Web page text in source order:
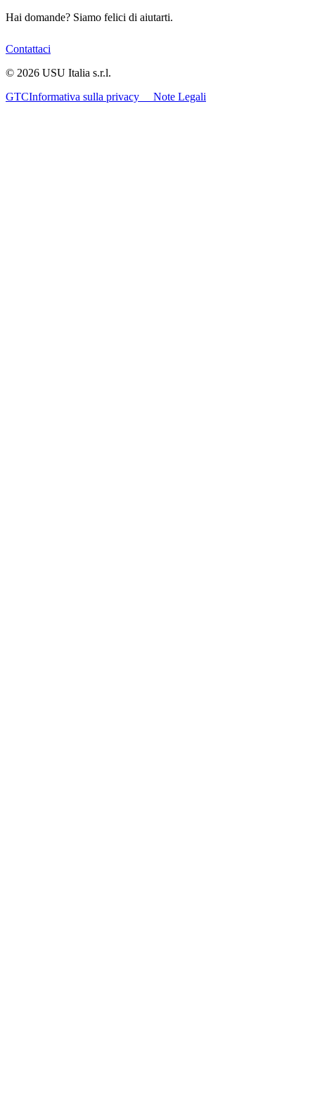
Hai domande? Siamo felici di aiutarti.
Contattaci
© 2026 USU Italia s.r.l.
GTCInformativa sulla privacy Note Legali